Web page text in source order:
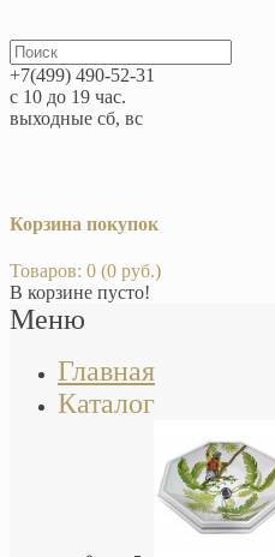
+7(499) 490-52-31
с 10 до 19 час.
выходные сб, вс
Корзина покупок
Товаров: 0 (0 руб.)
В корзине пусто!
Меню
Главная
Каталог